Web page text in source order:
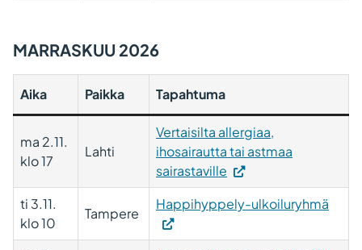
MARRASKUU 2026
Aika Paikka Tapahtuma
ma 2.11.
klo 17
Lahti
Vertaisilta allergiaa,
ihosairautta tai astmaa
sairastaville
ti 3.11.
klo 10
Tampere
Happihyppely-ulkoiluryhmä